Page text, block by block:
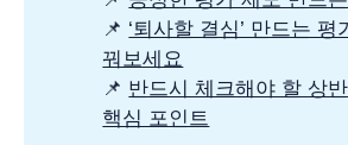
📌 ‘퇴사할 결심’ 만드는
꿔보세요
📌 반드시 체크해야 할 상
핵심 포인트